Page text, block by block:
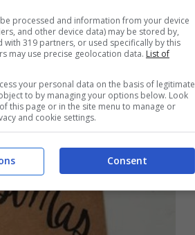
i
fai da te!
processed and information from your device
and other device data) may be stored by,
with 319 partners, or used specifically by this
may use precise geolocation data. List of
your personal data on the basis of legitimate
to by managing your options below. Look
this page or in the site menu to manage or
and cookie settings.
Consent